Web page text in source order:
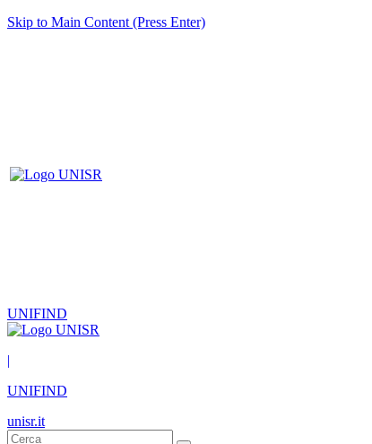
Skip to Main Content (Press Enter)
UNIFIND
|
UNIFIND
unisr.it